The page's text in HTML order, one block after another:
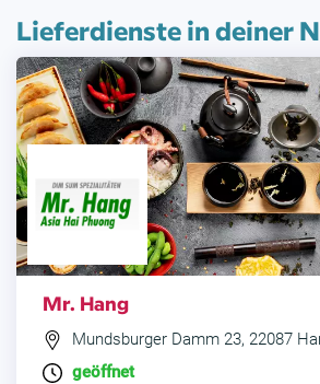
Lieferdienste in deiner
Mr. Hang
Mundsburger Damm 23, 22087
geöffnet